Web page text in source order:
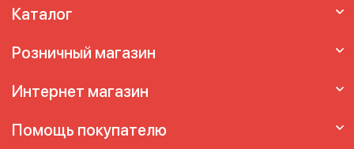
Каталог
Розничный магазин
Интернет магазин
Помощь покупателю